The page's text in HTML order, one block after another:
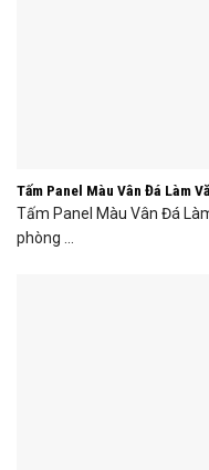
Tấm Panel Màu Vân Đá Làm
Tấm Panel Màu Vân Đá
phòng ...